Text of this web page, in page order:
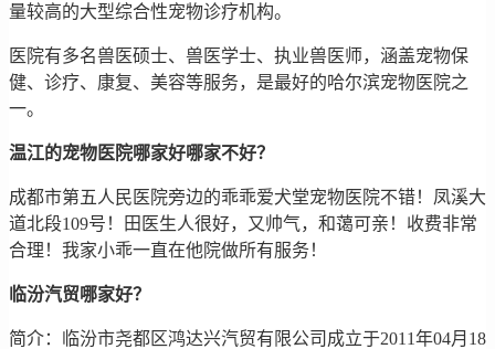
量较高的大型综合性宠物诊疗机构。
医院有多名兽医硕士、兽医学士、执业兽医师，涵盖宠物保
健、诊疗、康复、美容等服务，是最好的哈尔滨宠物医院之
一。
温江的宠物医院哪家好哪家不好？
成都市第五人民医院旁边的乖乖爱犬堂宠物医院不错！凤溪大
道北段109号！田医生人很好，又帅气，和蔼可亲！收费非常
合理！我家小乖一直在他院做所有服务！
临汾汽贸哪家好？
简介：临汾市尧都区鸿达兴汽贸有限公司成立于2011年04月18